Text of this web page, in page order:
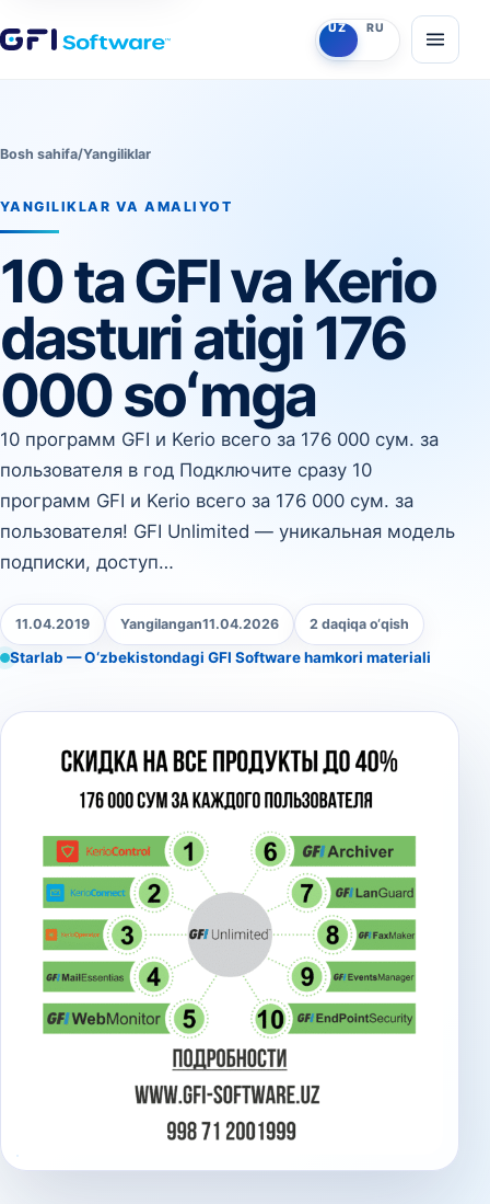
UZO‘zbekcha
RU Ruscha
Bosh sahifa/Yangiliklar
YANGILIKLAR VA AMALIYOT
10 ta GFI va Kerio
dasturi atigi 176
000 soʻmga
10 программ GFI и Kerio всего за 176 000 сум. за
пользователя в год Подключите сразу 10
программ GFI и Kerio всего за 176 000 сум. за
пользователя! GFI Unlimited — уникальная модель
подписки, доступ…
11.04.2019 Yangilangan11.04.2026 2 daqiqa o‘qish
Starlab — O‘zbekistondagi GFI Software hamkori materiali